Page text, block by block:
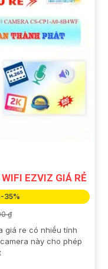
EZVIZ GIÁ RẺ
35%
₫
giá re có nhiều tính
này cho phép